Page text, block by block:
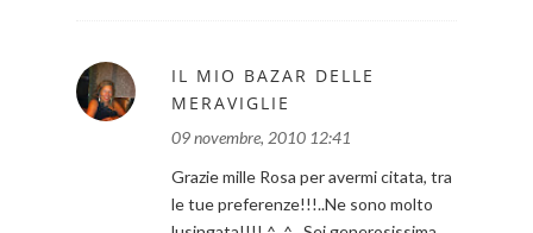
IL MIO BAZAR DELLE
MERAVIGLIE
09 novembre, 2010 12:41
Grazie mille Rosa per avermi citata, tra
le tue preferenze!!!..Ne sono molto